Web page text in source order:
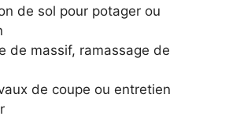
de sol pour potager ou
de massif, ramassage de
de coupe ou entretien